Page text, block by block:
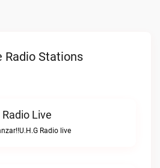
Radio Stations
Radio Live
Radio live